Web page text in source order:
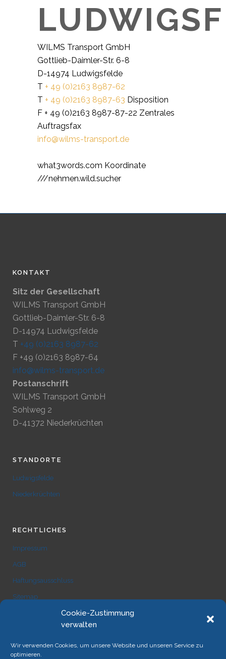
Cookie-Zustimmung
verwalten
Wir verwenden Cookies, um unsere Website und unseren Service zu
optimieren.
WILMS Transport GmbH
Gottlieb-Daimler-Str. 6-8
D-14974 Ludwigsfelde
T + 49 (0)2163 8987-62
T + 49 (0)2163 8987-63 Disposition
F + 49 (0)2163 8987-87-22 Zentrales
Auftragsfax
info@wilms-transport.de
what3words.com Koordinate
///nehmen.wild.sucher
KONTAKT
Sitz der Gesellschaft
WILMS Transport GmbH
Gottlieb-Daimler-Str. 6-8
D-14974 Ludwigsfelde
T +49 (0)2163 8987-62
F +49 (0)2163 8987-64
info@wilms-transport.de
Postanschrift
WILMS Transport GmbH
Sohlweg 2
D-41372 Niederkrüchten
STANDORTE
Ludwigsfelde
Niederkrüchten
RECHTLICHES
Impressum
AGB
Haftungsausschluss
Sitemap